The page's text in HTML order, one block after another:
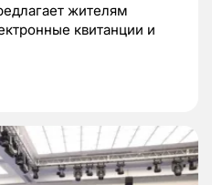
жителям
квитанции и